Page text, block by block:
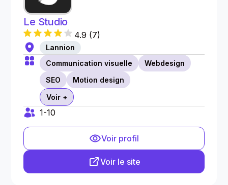
Le Studio
4.9 (7)
Lannion
Communication visuelle
Webdesign
SEO
Motion design
Voir +
1-10
Voir profil
Voir le site